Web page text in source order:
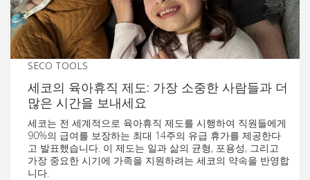
SECO TOOLS
세코의 육아휴직 제도: 가장 소중한 사람들과 더
많은 시간을 보내세요
세코는 전 세계적으로 육아휴직 제도를 시행하여 직원들에게
90%의 급여를 보장하는 최대 14주의 유급 휴가를 제공한다
고 발표했습니다. 이 제도는 일과 삶의 균형, 포용성, 그리고
가장 중요한 시기에 가족을 지원하려는 세코의 약속을 반영합
니다.